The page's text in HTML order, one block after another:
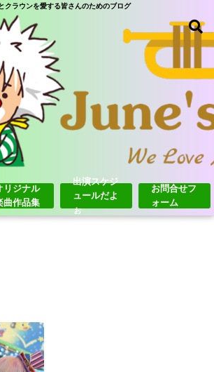
クラウンを愛する皆さんのためのブログ
リジナル
曲作品集
出演スケジ
ュールだよ
ぉ
お問合せフ
ォーム